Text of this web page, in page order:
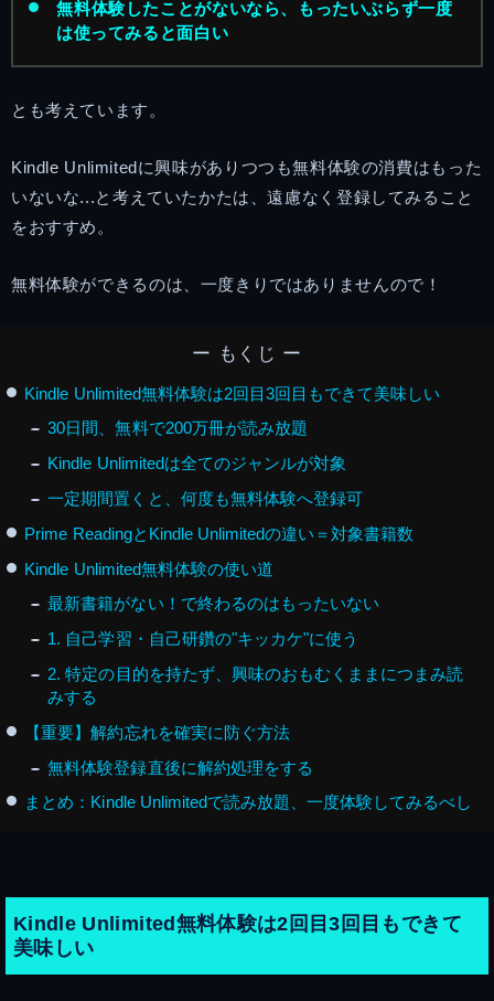
無料体験したことがないなら、もったいぶらず一度
は使ってみると面白い
とも考えています。
Kindle Unlimitedに興味がありつつも無料体験の消費はもった
いないな...と考えていたかたは、遠慮なく登録してみること
をおすすめ。
無料体験ができるのは、一度きりではありませんので！
ー もくじ ー
Kindle Unlimited無料体験は2回目3回目もできて美味しい
30日間、無料で200万冊が読み放題
Kindle Unlimitedは全てのジャンルが対象
一定期間置くと、何度も無料体験へ登録可
Prime ReadingとKindle Unlimitedの違い＝対象書籍数
Kindle Unlimited無料体験の使い道
最新書籍がない！で終わるのはもったいない
1. 自己学習・自己研鑽の"キッカケ"に使う
2. 特定の目的を持たず、興味のおもむくままにつまみ読
みする
【重要】解約忘れを確実に防ぐ方法
無料体験登録直後に解約処理をする
まとめ：Kindle Unlimitedで読み放題、一度体験してみるべし
Kindle Unlimited無料体験は2回目3回目もできて
美味しい